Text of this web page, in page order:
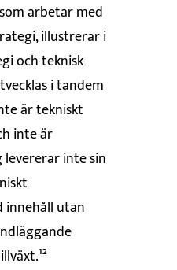
arbetar med
illustrerar i
och teknisk
i tandem
är tekniskt
inte är
inte sin
innehåll utan